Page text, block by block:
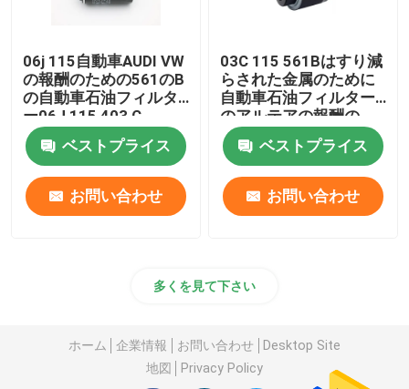
06j 115自動車AUDI VW
の報酬のための561のB
の自動車石油フィルタ
ー06J 115 403 C
ベストプライス
お問い合わせ
03C 115 561Bはすり減
らされた金属のために
自動車石油フィルター
のアルテアの報酬の
Audi A3の回転をつける
ベストプライス
お問い合わせ
多くを見て下さい
ホーム 企業情報 お問い合わせ
Desktop Site
地図
Privacy Policy